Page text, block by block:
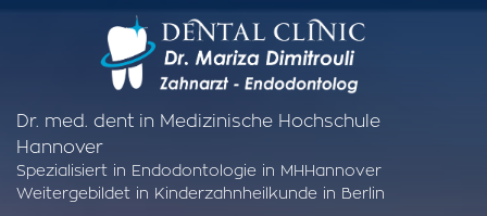
Dr. med. dent in Medizinische Hochschule
Hannover
Spezialisiert in Endodontologie in MHHannover
Weitergebildet in Kinderzahnheilkunde in Berlin